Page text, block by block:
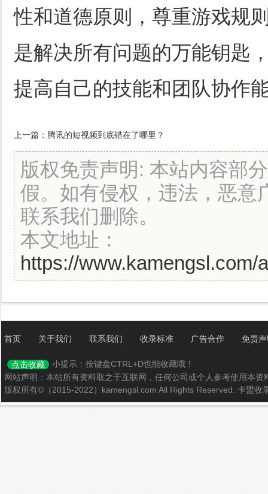
性和道德原则，尊重游戏规
是解决所有问题的万能钥匙
提高自己的技能和团队协作
上一篇： 腾讯的短视频到底错在了哪里？
版权免责声明: 本站内容部
假。如有侵权，违法，恶意
联系我们删除。
本文地址：
https://www.kamengsl.com/
首页 关于我们 联系我们 收录标准 广告合作 免责
点击收藏
小提示：按键盘CTRL+D也能收藏哦！
网站声明：本站所有资料取之于互联网，任何公司或个人参考使用本
版权所有©（2015-2022）kamengsl.com All Rights Reserved. 卡盟收